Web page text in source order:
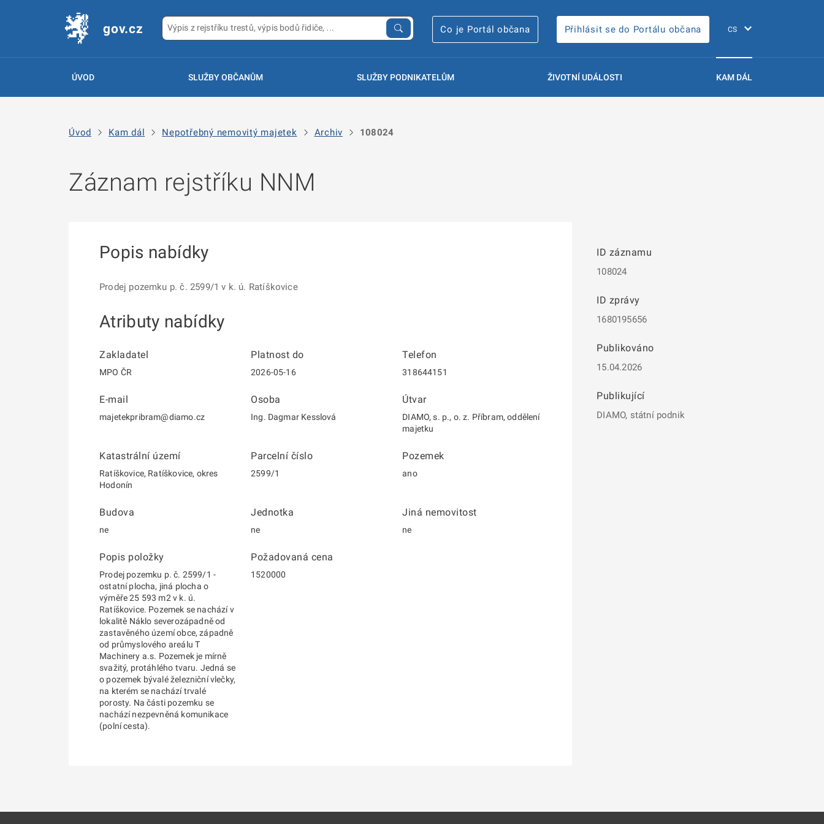
gov.cz Co je Portál občana Přihlásit se do Portálu občana
ÚVOD SLUŽBY OBČANŮM SLUŽBY PODNIKATELŮM ŽIVOTNÍ UDÁLOSTI KAM DÁL
Úvod Kam dál Nepotřebný nemovitý majetek Archiv 108024
Záznam rejstříku NNM
ID záznamu
108024
ID zprávy
1680195656
Publikováno
15.04.2026
Publikující
DIAMO, státní podnik
Popis nabídky
Prodej pozemku p. č. 2599/1 v k. ú. Ratíškovice
Atributy nabídky
Zakladatel
MPO ČR
Platnost do
2026-05-16
Telefon
318644151
E-mail
majetekpribram@diamo.cz
Osoba
Ing. Dagmar Kesslová
Útvar
DIAMO, s. p., o. z. Příbram, oddělení
majetku
Katastrální území
Ratíškovice, Ratíškovice, okres
Hodonín
Parcelní číslo
2599/1
Pozemek
ano
Budova
ne
Jednotka
ne
Jiná nemovitost
ne
Popis položky
Prodej pozemku p. č. 2599/1 -
ostatní plocha, jiná plocha o
výměře 25 593 m2 v k. ú.
Ratíškovice. Pozemek se nachází v
lokalitě Náklo severozápadně od
zastavěného území obce, západně
od průmyslového areálu T
Machinery a.s. Pozemek je mírně
svažitý, protáhlého tvaru. Jedná se
o pozemek bývalé železniční vlečky,
na kterém se nachází trvalé
porosty. Na části pozemku se
nachází nezpevněná komunikace
(polní cesta).
Požadovaná cena
1520000